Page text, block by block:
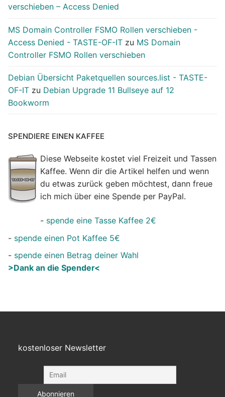
verschieben – Access Denied
MS Domain Controller FSMO Rollen verschieben -
Access Denied - TASTE-OF-IT zu MS Domain
Controller FSMO Rollen verschieben
Debian Übersicht Paketquellen sources.list - TASTE-
OF-IT zu Debian Upgrade 11 Bullseye auf 12
Bookworm
SPENDIERE EINEN KAFFEE
Diese Webseite kostet viel Freizeit und Tassen
Kaffee. Wenn dir die Artikel helfen und wenn
du etwas zurück geben möchtest, dann freue
ich mich über eine Spende per PayPal.
- spende eine Tasse Kaffee 2€
- spende einen Pot Kaffee 5€
- spende einen Betrag deiner Wahl
>Dank an die Spender<
kostenloser Newsletter